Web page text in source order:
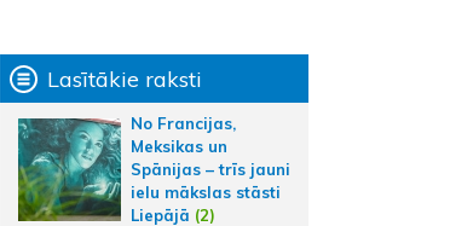
Lasītākie raksti
No Francijas,
Meksikas un
Spānijas – trīs jauni
ielu mākslas stāsti
Liepājā (2)